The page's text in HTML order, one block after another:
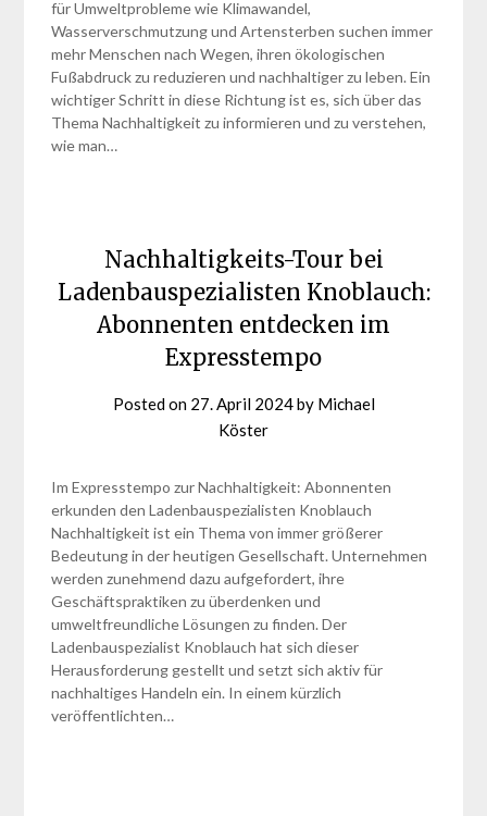
für Umweltprobleme wie Klimawandel,
Wasserverschmutzung und Artensterben suchen immer
mehr Menschen nach Wegen, ihren ökologischen
Fußabdruck zu reduzieren und nachhaltiger zu leben. Ein
wichtiger Schritt in diese Richtung ist es, sich über das
Thema Nachhaltigkeit zu informieren und zu verstehen,
wie man…
Nachhaltigkeits-Tour bei
Ladenbauspezialisten Knoblauch:
Abonnenten entdecken im
Expresstempo
Posted on 27. April 2024by Michael
Köster
Im Expresstempo zur Nachhaltigkeit: Abonnenten
erkunden den Ladenbauspezialisten Knoblauch
Nachhaltigkeit ist ein Thema von immer größerer
Bedeutung in der heutigen Gesellschaft. Unternehmen
werden zunehmend dazu aufgefordert, ihre
Geschäftspraktiken zu überdenken und
umweltfreundliche Lösungen zu finden. Der
Ladenbauspezialist Knoblauch hat sich dieser
Herausforderung gestellt und setzt sich aktiv für
nachhaltiges Handeln ein. In einem kürzlich
veröffentlichten…